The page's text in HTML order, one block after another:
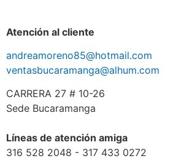
Atención al cliente
andreamoreno85@hotmail.com
ventasbucaramanga@alhum.com
CARRERA 27 # 10-26
Sede Bucaramanga
Líneas de atención amiga
316 528 2048 - 317 433 0272